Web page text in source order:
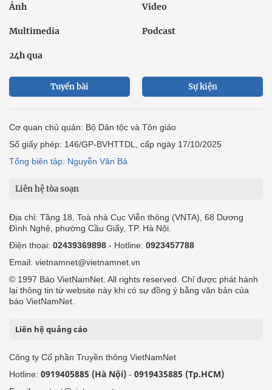
Ảnh Video
Multimedia Podcast
24h qua
Tuyến bài Sự kiện
Cơ quan chủ quản: Bộ Dân tộc và Tôn giáo
Số giấy phép: 146/GP-BVHTTDL, cấp ngày 17/10/2025
Tổng biên tập: Nguyễn Văn Bá
Liên hệ tòa soạn
Địa chỉ: Tầng 18, Toà nhà Cục Viễn thông (VNTA), 68 Dương
Đình Nghệ, phường Cầu Giấy, TP. Hà Nội.
Điện thoại: 02439369898 - Hotline: 0923457788
Email: vietnamnet@vietnamnet.vn
© 1997 Báo VietNamNet. All rights reserved. Chỉ được phát hành
lại thông tin từ website này khi có sự đồng ý bằng văn bản của
báo VietNamNet.
Liên hệ quảng cáo
Công ty Cổ phần Truyền thông VietNamNet
Hotline: 0919405885 (Hà Nội) - 0919435885 (Tp.HCM)